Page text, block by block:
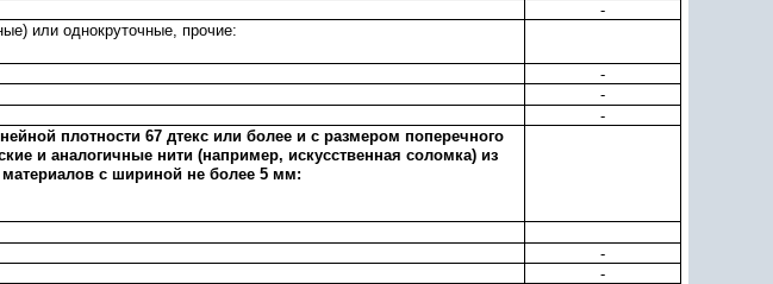
-
или однокруточные, прочие:
-
-
-
плотности 67 дтекс или более и с размером поперечного
и аналогичные нити (например, искусственная соломка) из
материалов с шириной не более 5 мм:
-
-